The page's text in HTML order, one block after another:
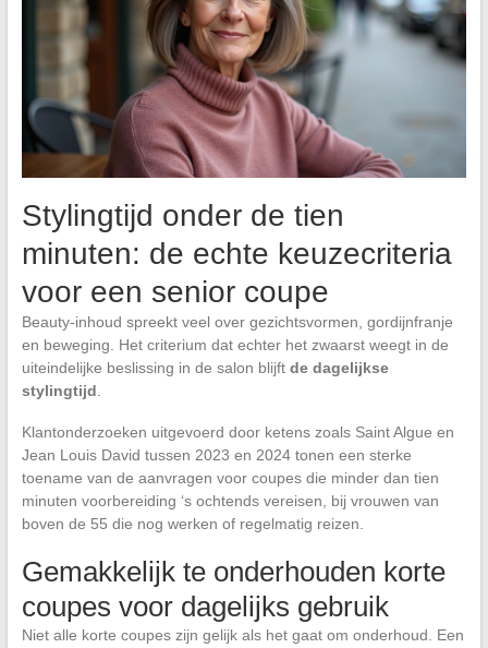
Stylingtijd onder de tien
minuten: de echte keuzecriteria
voor een senior coupe
Beauty-inhoud spreekt veel over gezichtsvormen, gordijnfranje
en beweging. Het criterium dat echter het zwaarst weegt in de
uiteindelijke beslissing in de salon blijft de dagelijkse
stylingtijd
Klantonderzoeken uitgevoerd door ketens zoals Saint Algue en
Jean Louis David tussen 2023 en 2024 tonen een sterke
toename van de aanvragen voor coupes die minder dan tien
minuten voorbereiding ‘s ochtends vereisen, bij vrouwen van
boven de 55 die nog werken of regelmatig reizen.
Gemakkelijk te onderhouden korte
coupes voor dagelijks gebruik
Niet alle korte coupes zijn gelijk als het gaat om onderhoud. Een